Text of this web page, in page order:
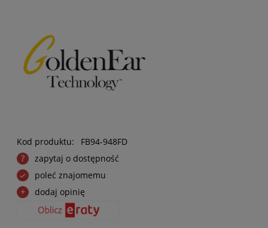
Kod produktu:
FB94-948FD
zapytaj o dostępność
poleć znajomemu
dodaj opinię